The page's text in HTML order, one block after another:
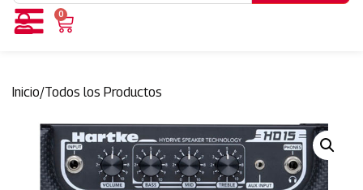
0
Inicio/Todos los Productos